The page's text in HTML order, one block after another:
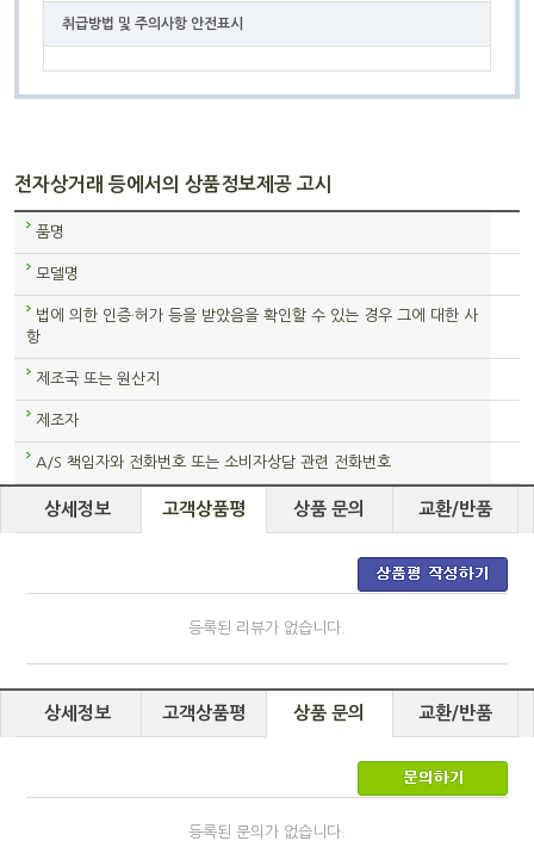
취급방법 및 주의사항 안전표시
전자상거래 등에서의 상품정보제공 고시
품명
모델명
법에 의한 인증·허가 등을 받았음을 확인할 수 있는 경우 그에 대한 사
항
제조국 또는 원산지
제조자
A/S 책임자와 전화번호 또는 소비자상담 관련 전화번호
상세정보 고객상품평 상품 문의 교환/반품
등록된 리뷰가 없습니다.
상세정보 고객상품평 상품 문의 교환/반품
등록된 문의가 없습니다.